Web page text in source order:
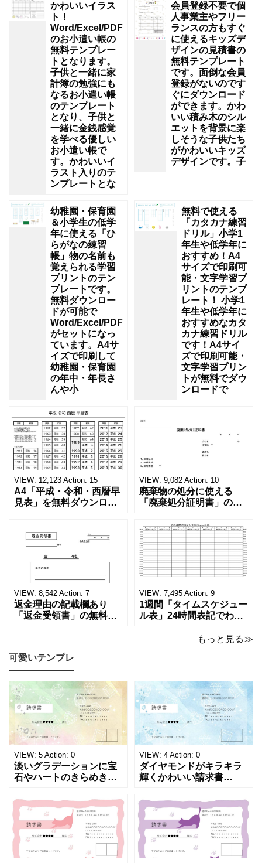
かわいいイラス
ト！
Word/Excel/PDF
のお小遣い帳の
無料テンプレー
トとなります。
子供と一緒に家
計簿の勉強にも
なるお小遣い帳
のテンプレート
となり、子供と
一緒に金銭感覚
を学べる優しい
お小遣い帳で
す。かわいいイ
ラスト入りのテ
ンプレートとな
会員登録不要で個
人事業主やフリー
ランスの方もすぐ
に使えるキッズデ
ザインの見積書の
無料テンプレート
です。面倒な会員
登録がないのです
ぐにダウンロード
ができます。かわ
いい積み木のシル
エットを背景に楽
しそうな子供たち
がかわいいキッズ
デザインです。子
幼稚園・保育園
＆小学生の低学
年に使える「ひ
らがなの練習
帳」物の名前も
覚えられる学習
プリントのテン
プレートです。
無料ダウンロー
ドが可能で
Word/Excel/PDF
がセットになっ
ています。A4サ
イズで印刷して
幼稚園・保育園
の年中・年長さ
んや小
無料で使える
「カタカナ練習
ドリル」小学1
年生や低学年に
おすすめ！A4
サイズで印刷可
能・文字学習プ
リントのテンプ
レート！ 小学1
年生や低学年に
おすすめなカタ
カナ練習ドリル
です！A4サイ
ズで印刷可能・
文字学習プリン
トが無料でダウ
ンロードで
VIEW: 12,123 Action: 15
A4「平成・令和・西暦早
見表」を無料ダウンロー
る！印刷可能な一覧表！
印刷可能な平成・令和・
西暦早見表を無料ダウン
ロードでご利用いただけ
ます。 パソコンに保存し
ていただくか、A4サイズ
でコピーしてご
VIEW: 9,082 Action: 10
廃棄物の処分に使える
「廃棄処分証明書」の無
ーカーの代理店、回収業
者へおすすめ！(Excel・
Word・PDF)正しく廃棄
されたことを証明する書
類「廃棄処分証明書」の
テンプレートです。 量販
店や家電メーカーの代理
店、回収
VIEW: 8,542 Action: 7
返金理由の記載欄あり
「返金受領書」の無料テ
め！過払い･誤入金などが
発生した際にも使える、
モノクロでシンプルな
「返金領収書」のテンプ
レートとなります。 A4縦
型サイズで用紙に印
VIEW: 7,495 Action: 9
1週間「タイムスケジュー
ル表」24時間表記でわか
ト！A4横型ExcelやWord
表になります。 A4横型サ
イズの無料テンプレート
で、Excel・Wo
もっと見る≫
可愛いテンプレ
VIEW: 5 Action: 0
淡いグラデーションに宝
石やハートのきらめきを
チックな請求書雛形で
す。パステルピンクやラ
ベンダーの色彩がやわら
かな質感を生み出し、受
け取った相手の心をくす
ぐる特別な仕上がりとな
VIEW: 4 Action: 0
ダイヤモンドがキラキラ
輝くかわいい請求書
感あふれるライトブルー
背景に、ジュエルモチー
フを散りばめた煌びやか
な請求書素材です。清潔
感と高級感が同居するデ
ザインは、クライアント